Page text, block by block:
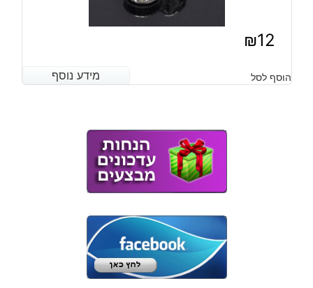
₪12
מידע נוסף הוסף לסל מידע נוסף